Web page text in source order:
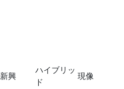
新興
ハイブリッ
ド
現像